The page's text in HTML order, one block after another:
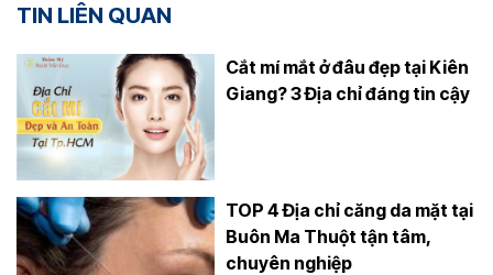
TIN LIÊN QUAN
Cắt mí mắt ở đâu đẹp tại Kiên
Giang? 3 Địa chỉ đáng tin cậy
TOP 4 Địa chỉ căng da mặt tại
Buôn Ma Thuột tận tâm,
chuyên nghiệp